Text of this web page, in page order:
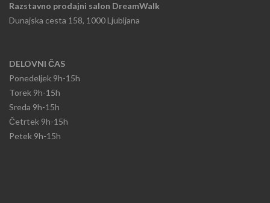
Razstavno prodajni salon DreamWalk
Dunajska cesta 158, 1000 Ljubljana
DELOVNI ČAS
Ponedeljek 9h-15h​
Torek 9h-15h​
Sreda 9h-15h
​Četrtek 9h-15h
Petek 9h-15h